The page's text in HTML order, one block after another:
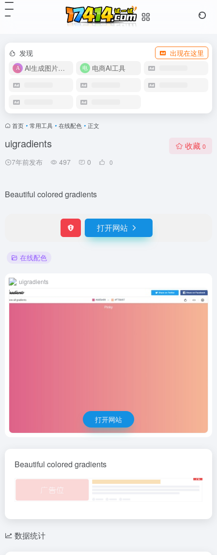
发现
出现在这里
AI生成图片视频
电商AI工具
首页 • 常用工具 • 在线配色 • 正文
uigradients
7年前发布 497 0 0
收藏 0
Beautiful colored gradients
打开网站
在线配色
uigradients
打开网站
Beautiful colored gradients
数据统计